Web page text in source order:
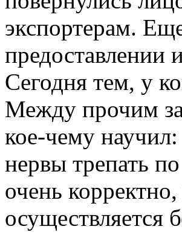
экспортерам.
предоставлении
Сегодня тем, у
Между прочим
кое-чему
нервы трепать
очень
осуществляется